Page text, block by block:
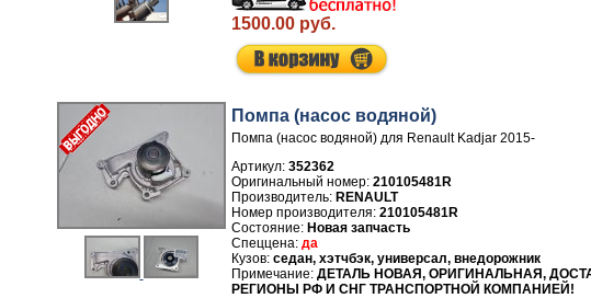
1500.00 руб.
Помпа (насос водяной)
Помпа (насос водяной) для Renault Kadjar 2015-
Артикул: 352362
210105481R
Производитель: RENAULT
Номер производителя: 210105481R
Новая запчасть
да
седан, хэтчбэк, универсал, внедорожник
ДЕТАЛЬ НОВАЯ, ОРИГИНАЛЬНАЯ,
РЕГИОНЫ РФ И СНГ ТРАНСПОРТНОЙ КОМПАНИЕЙ!